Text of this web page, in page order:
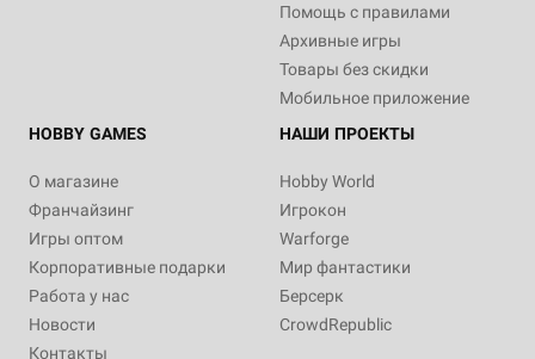
Помощь с правилами
Архивные игры
Товары без скидки
Мобильное приложение
HOBBY GAMES
О магазине
Франчайзинг
Игры оптом
Корпоративные подарки
Работа у нас
Новости
Контакты
НАШИ ПРОЕКТЫ
Hobby World
Игрокон
Warforge
Мир фантастики
Берсерк
CrowdRepublic